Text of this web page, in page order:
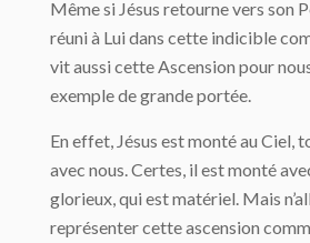
Même si Jésus retourne vers son
réuni à Lui dans cette indicible
vit aussi cette Ascension pour
exemple de grande portée.
En effet, Jésus est monté au Ciel,
avec nous. Certes, il est monté
glorieux, qui est matériel. Mais
représenter cette ascension